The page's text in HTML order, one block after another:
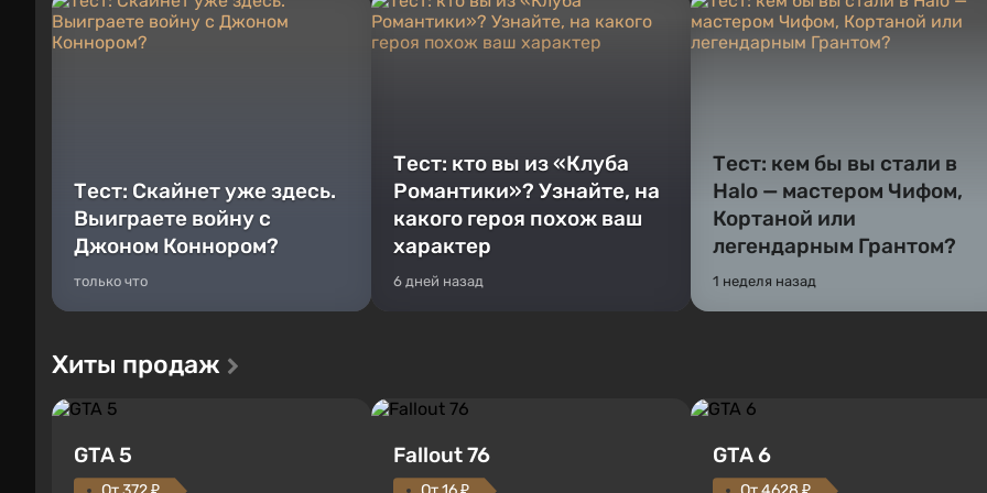
Тест: Скайнет уже здесь.
Выиграете войну с
Джоном Коннором?
только что
Тест: кто вы из «Клуба
Романтики»? Узнайте, на
какого героя похож ваш
характер
6 дней назад
Тест: кем бы вы стали в
Halo — мастером Чифом,
Кортаной или
легендарным Грантом?
1 неделя назад
Хиты продаж
GTA 5 Fallout 76 GTA 6